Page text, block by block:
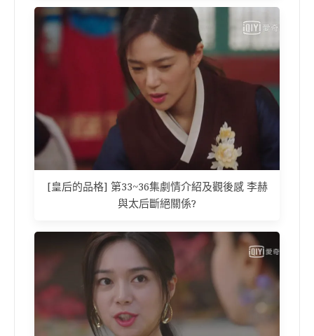
[皇后的品格] 第33~36集劇情介紹及觀後感 李赫
與太后斷絕關係?